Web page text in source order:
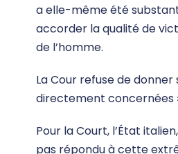
a elle-même été
accorder la qualité de
de l’homme.
La Cour refuse de
directement concernées
Pour la Court, l’État
pas répondu à cette